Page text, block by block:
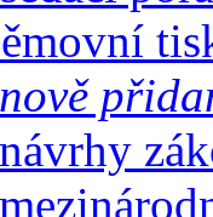
nově
návrhy